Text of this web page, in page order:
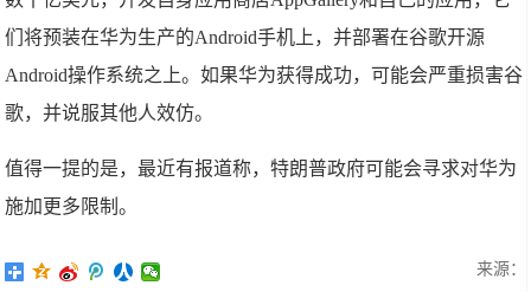
们将预装在华为生产的Android手机上，并部署在谷歌开源
Android操作系统之上。如果华为获得成功，可能会严重损害谷
歌，并说服其他人效仿。
值得一提的是，最近有报道称，特朗普政府可能会寻求对华为
施加更多限制。
来源：